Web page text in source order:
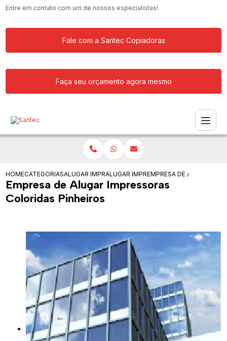
Entre em contato com um de nossos especialistas!
Fale com a Santec Copiadoras
Faça seu orçamento agora mesmo
HOMECATEGORIASALUGAR IMPRESSORAALUGAR IMPRESSORAS PARA
EMPRESA DE ALUGAR
Empresa de Alugar Impressoras
Coloridas Pinheiros